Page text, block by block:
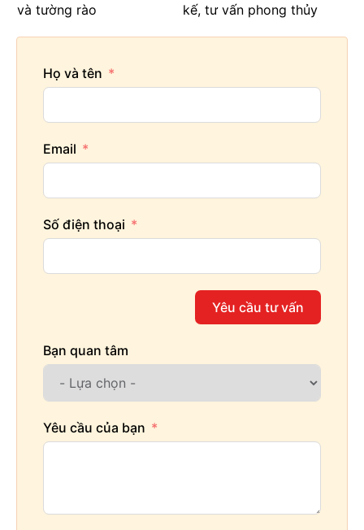
và tường rào
kế, tư vấn phong thủy
Họ và tên
Email
Số điện thoại
Yêu cầu tư vấn
Bạn quan tâm
Yêu cầu của bạn